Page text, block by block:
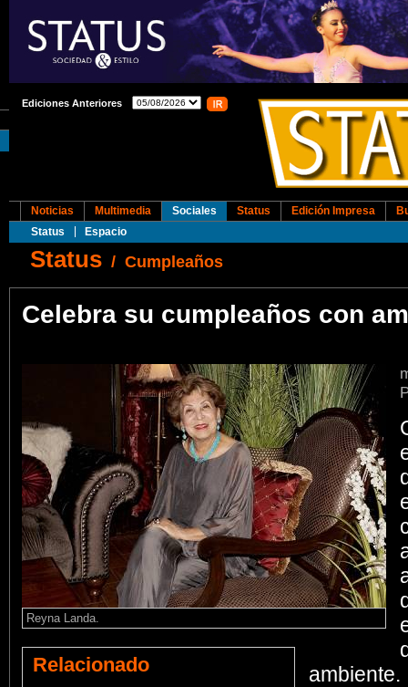
Ediciones Anteriores
Noticias Multimedia
Sociales
Status
Espacio
Status Edición Impresa
Status / Cumpleaños
Celebra su cumpleaños con
Reyna Landa.
Relacionado
ambiente.